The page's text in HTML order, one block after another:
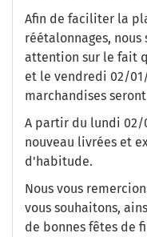
Afin de faciliter la
réétalonnages,
attention sur le fait
et le vendredi 02/
marchandises
A partir du lundi 02/
nouveau livrées et
d'habitude.
Nous vous
vous souhaitons,
de bonnes fêtes de